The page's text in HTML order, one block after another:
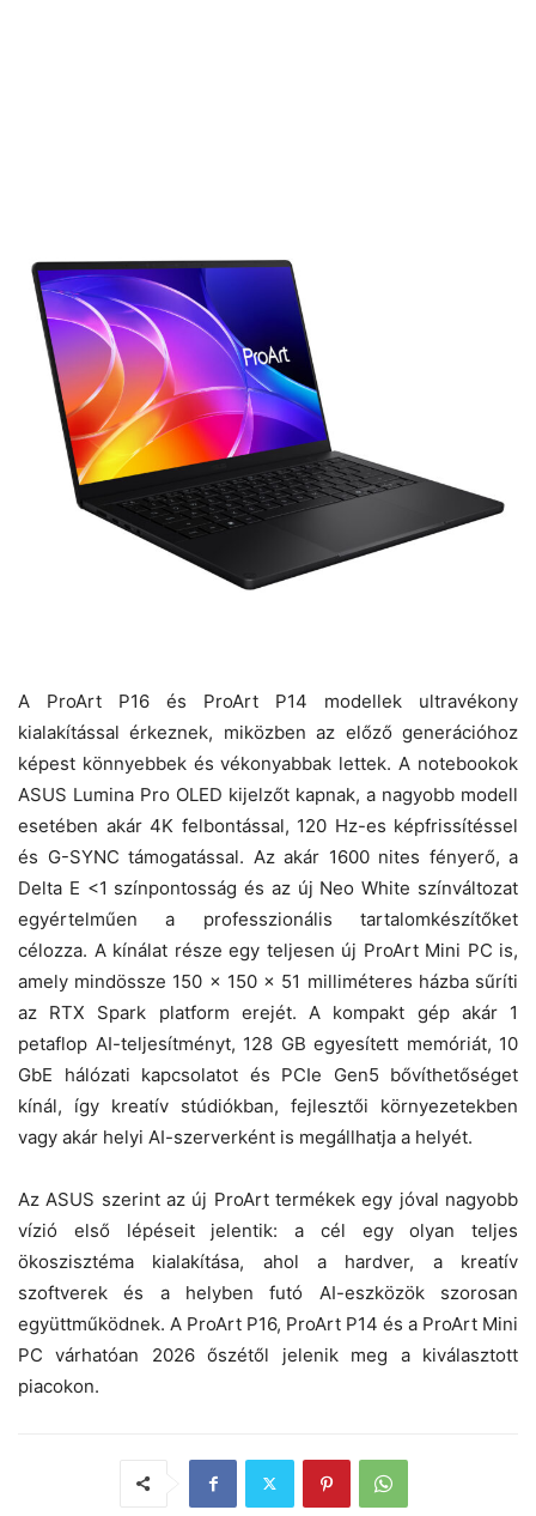
A ProArt P16 és ProArt P14 modellek ultravékony
kialakítással érkeznek, miközben az előző generációhoz
képest könnyebbek és vékonyabbak lettek. A notebookok
ASUS Lumina Pro OLED kijelzőt kapnak, a nagyobb modell
esetében akár 4K felbontással, 120 Hz-es képfrissítéssel
és G-SYNC támogatással. Az akár 1600 nites fényerő, a
Delta E <1 színpontosság és az új Neo White színváltozat
egyértelműen a professzionális tartalomkészítőket
célozza. A kínálat része egy teljesen új ProArt Mini PC is,
amely mindössze 150 × 150 × 51 milliméteres házba sűríti
az RTX Spark platform erejét. A kompakt gép akár 1
petaflop AI-teljesítményt, 128 GB egyesített memóriát, 10
GbE hálózati kapcsolatot és PCIe Gen5 bővíthetőséget
kínál, így kreatív stúdiókban, fejlesztői környezetekben
vagy akár helyi AI-szerverként is megállhatja a helyét.
Az ASUS szerint az új ProArt termékek egy jóval nagyobb
vízió első lépéseit jelentik: a cél egy olyan teljes
ökoszisztéma kialakítása, ahol a hardver, a kreatív
szoftverek és a helyben futó AI-eszközök szorosan
együttműködnek. A ProArt P16, ProArt P14 és a ProArt Mini
PC várhatóan 2026 őszétől jelenik meg a kiválasztott
piacokon.